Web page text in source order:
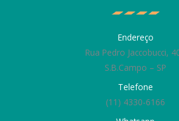
Endereço
Rua Pedro Jaccobucci,
S.B.Campo – SP
Telefone
(11) 4330-6166